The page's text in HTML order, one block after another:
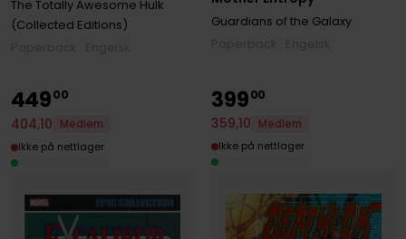
The Totally Awesome Hulk
(Collected Editions)
Guardians of the Galaxy
44900
404,10
Medlem
Ikke på nettlager
39900
359,10
Medlem
Ikke på nettlager